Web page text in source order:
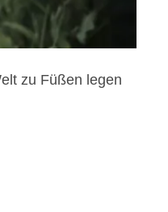
zu Füßen legen